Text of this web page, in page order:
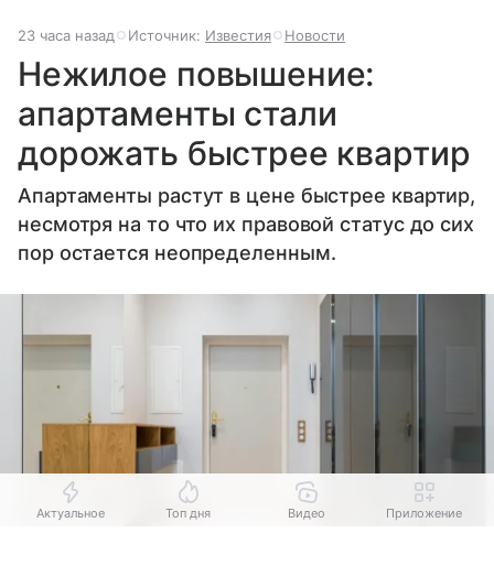
23 часа назад Источник: Известия Новости
Нежилое повышение:
апартаменты стали
дорожать быстрее квартир
Апартаменты растут в цене быстрее квартир,
несмотря на то что их правовой статус до сих
пор остается неопределенным.
Актуальное Топ дня Видео Приложение